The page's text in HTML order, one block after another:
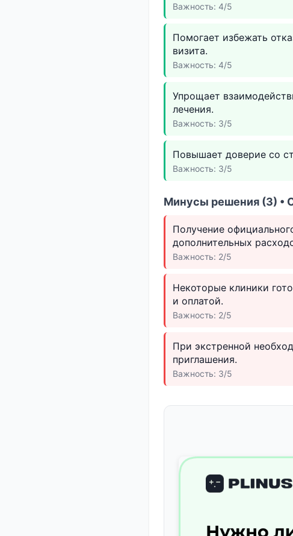
Важность: 4/5
Помогает избежать
визита.
Важность: 4/5
Упрощает
лечения.
Важность: 3/5
Повышает доверие со
Важность: 3/5
Минусы решения (3) •
Получение
дополнительных
Важность: 2/5
Некоторые клиники
и оплатой.
Важность: 2/5
При экстренной
приглашения.
Важность: 3/5